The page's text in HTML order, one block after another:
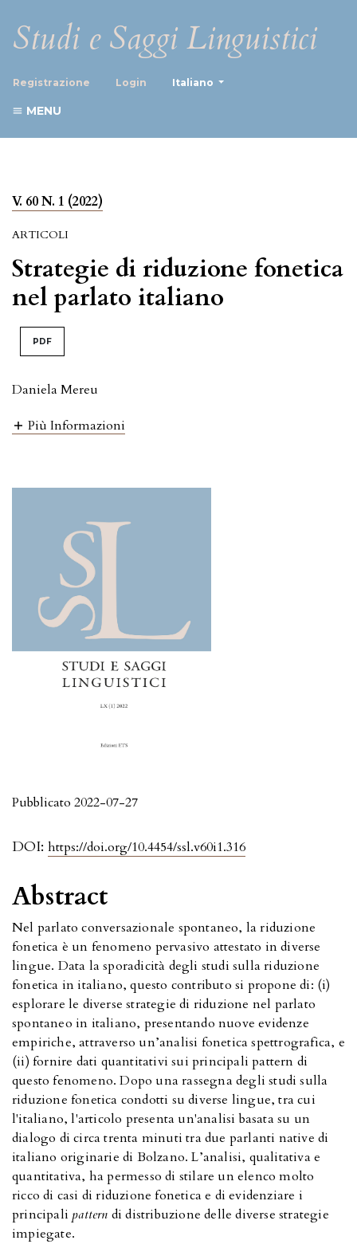
Studi e Saggi Linguistici
Registrazione Login Italiano
MENU
V. 60 N. 1 (2022)
ARTICOLI
Strategie di riduzione fonetica
nel parlato italiano
PDF
Daniela Mereu
Più Informazioni
DOI: https://doi.org/10.4454/ssl.v60i1.316
Pubblicato 2022-07-27
Abstract
Nel parlato conversazionale spontaneo, la riduzione
fonetica è un fenomeno pervasivo attestato in diverse
lingue. Data la sporadicità degli studi sulla riduzione
fonetica in italiano, questo contributo si propone di: (i)
esplorare le diverse strategie di riduzione nel parlato
spontaneo in italiano, presentando nuove evidenze
empiriche, attraverso un’analisi fonetica spettrografica, e
(ii) fornire dati quantitativi sui principali pattern di
questo fenomeno. Dopo una rassegna degli studi sulla
riduzione fonetica condotti su diverse lingue, tra cui
l'italiano, l'articolo presenta un'analisi basata su un
dialogo di circa trenta minuti tra due parlanti native di
italiano originarie di Bolzano. L’analisi, qualitativa e
quantitativa, ha permesso di stilare un elenco molto
ricco di casi di riduzione fonetica e di evidenziare i
principali pattern di distribuzione delle diverse strategie
impiegate.